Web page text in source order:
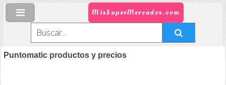
MisSuperMercados.com
Puntomatic productos y precios